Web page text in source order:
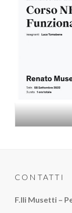
CONTATTI
F.lli Musetti –